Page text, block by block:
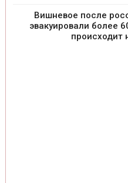
Вишневое после
эвакуировали более
происходит